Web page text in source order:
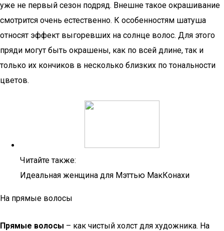
уже не первый сезон подряд. Внешне такое окрашивание
смотрится очень естественно. К особенностям шатуша
относят эффект выгоревших на солнце волос. Для этого
пряди могут быть окрашены, как по всей длине, так и
только их кончиков в несколько близких по тональности
цветов.
Читайте также:
Идеальная женщина для Мэттью МакКонахи
На прямые волосы
Прямые волосы – как чистый холст для художника. На